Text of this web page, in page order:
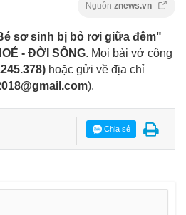
Nguồn znews.vn
sơ sinh bị bỏ rơi giữa đêm"
- ĐỜI SỐNG. Mọi bài vở cộng
) hoặc gửi về địa chỉ
).
Chia sẻ